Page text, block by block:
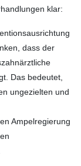
klar:
dass der
Das bedeutet,
ungezielten und
Ampelregierung